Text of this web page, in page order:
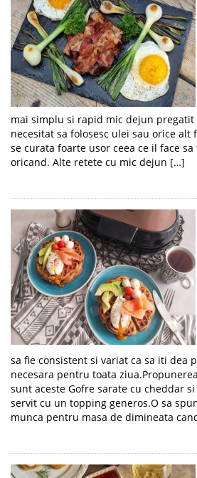
mai simplu si rapid mic dejun pregatit
necesitat sa folosesc ulei sau orice alt
se curata foarte usor ceea ce il face
oricand. Alte retete cu mic dejun […]
sa fie consistent si variat ca sa iti dea
necesara pentru toata
sunt aceste Gofre sarate cu cheddar
servit cu un topping generos.O sa
munca pentru masa de dimineata